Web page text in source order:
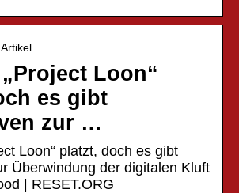
Loon“
es gibt
zur …
Loon“ platzt, doch es gibt
Überwindung der digitalen Kluft
| RESET.ORG